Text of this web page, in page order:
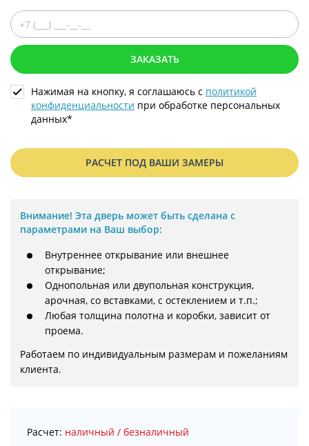
ЗАКАЗАТЬ
Нажимая на кнопку, я соглашаюсь с политикой
конфиденциальности при обработке персональных
данных*
РАСЧЕТ ПОД ВАШИ ЗАМЕРЫ
Внимание! Эта дверь может быть сделана с
параметрами на Ваш выбор:
Внутреннее открывание или внешнее
открывание;
Однопольная или двупольная конструкция,
арочная, со вставками, с остеклением и т.п.;
Любая толщина полотна и коробки, зависит от
проема.
Работаем по индивидуальным размерам и пожеланиям
клиента.
Расчет: наличный / безналичный